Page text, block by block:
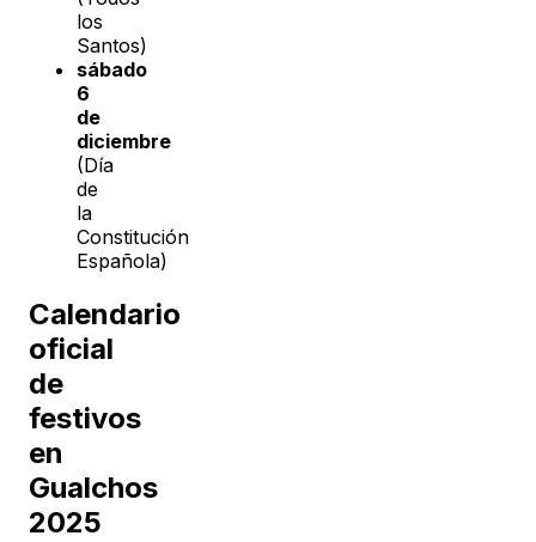
los
Santos)
sábado
6
de
diciembre
(Día
de
la
Constitución
Española)
Calendario
oficial
de
festivos
en
Gualchos
2025